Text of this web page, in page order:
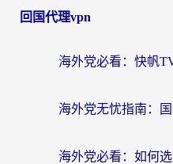
回国代理vpn